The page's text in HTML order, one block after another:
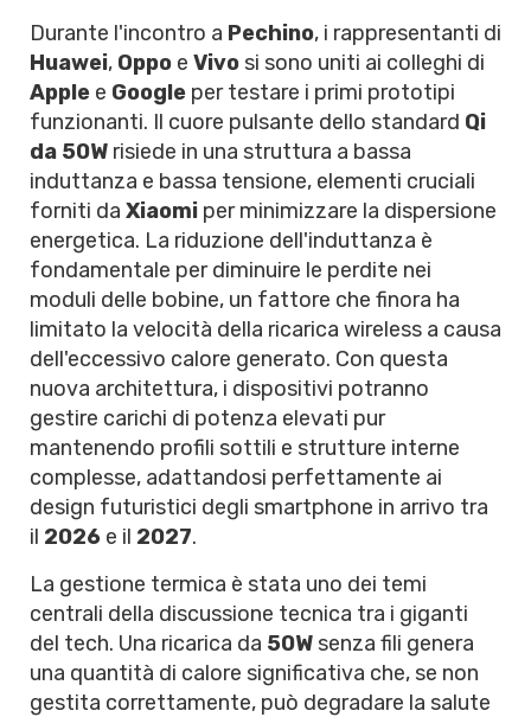
Durante l'incontro a Pechino, i rappresentanti di
Huawei, Oppo e Vivo si sono uniti ai colleghi di
Apple e Google per testare i primi prototipi
funzionanti. Il cuore pulsante dello standard Qi
da 50W risiede in una struttura a bassa
induttanza e bassa tensione, elementi cruciali
forniti da Xiaomi per minimizzare la dispersione
energetica. La riduzione dell'induttanza è
fondamentale per diminuire le perdite nei
moduli delle bobine, un fattore che finora ha
limitato la velocità della ricarica wireless a causa
dell'eccessivo calore generato. Con questa
nuova architettura, i dispositivi potranno
gestire carichi di potenza elevati pur
mantenendo profili sottili e strutture interne
complesse, adattandosi perfettamente ai
design futuristici degli smartphone in arrivo tra
il 2026 e il 2027.
La gestione termica è stata uno dei temi
centrali della discussione tecnica tra i giganti
del tech. Una ricarica da 50W senza fili genera
una quantità di calore significativa che, se non
gestita correttamente, può degradare la salute